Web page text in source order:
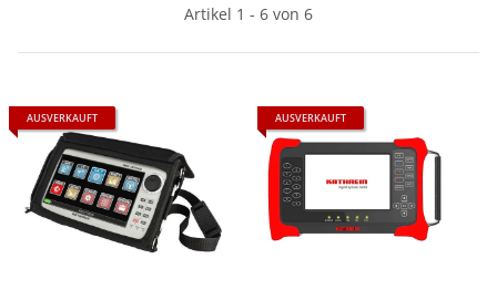
Artikel 1 - 6 von 6
AUSVERKAUFT AUSVERKAUFT